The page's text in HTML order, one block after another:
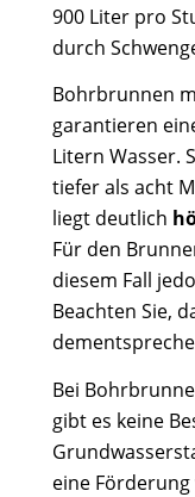
900 Liter pro
durch
Bohrbrunnen
garantieren
Litern Wasser.
tiefer als acht
liegt deutlich
Für den
diesem Fall
Beachten Sie,
Bei
gibt es keine
eine